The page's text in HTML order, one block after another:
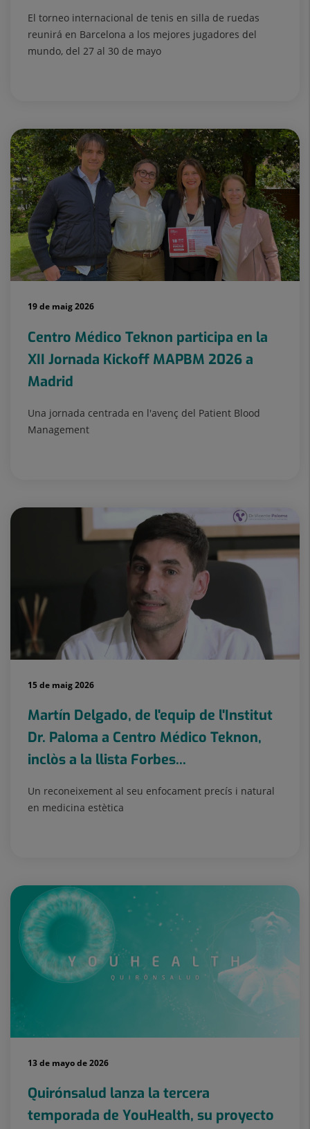
El torneo internacional de tenis en silla de ruedas
reunirá en Barcelona a los mejores jugadores del
mundo, del 27 al 30 de mayo
19 de maig 2026
Centro Médico Teknon participa en la
XII Jornada Kickoff MAPBM 2026 a
Madrid
Una jornada centrada en l'avenç del Patient Blood
Management
15 de maig 2026
Martín Delgado, de l'equip de l'Institut
Dr. Paloma a Centro Médico Teknon,
inclòs a la llista Forbes...
Un reconeixement al seu enfocament precís i natural
en medicina estètica
13 de mayo de 2026
Quirónsalud lanza la tercera
temporada de YouHealth, su proyecto